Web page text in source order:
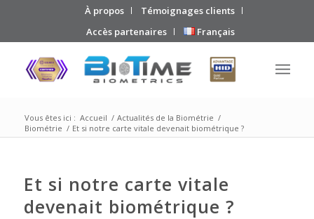
À propos
Témoignages clients
Accès partenaires
Français
Vous êtes ici : Accueil / Actualités de la Biométrie /
Biométrie / Et si notre carte vitale devenait biométrique ?
Et si notre carte vitale
devenait biométrique ?